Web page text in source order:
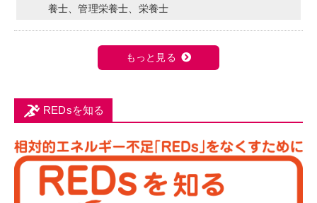
養士、管理栄養士、栄養士
もっと見る
REDsを知る